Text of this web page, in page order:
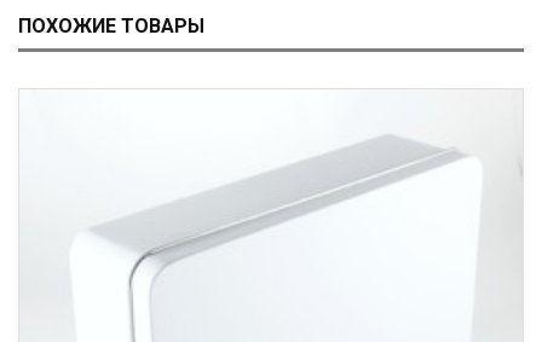
ПОХОЖИЕ ТОВАРЫ